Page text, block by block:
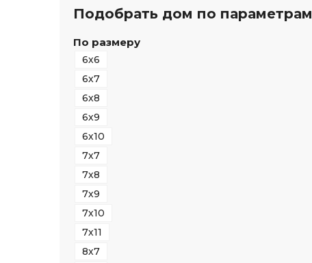
Подобрать дом по параметрам
По размеру
6х6
6х7
6х8
6х9
6х10
7х7
7х8
7х9
7х10
7х11
8х7